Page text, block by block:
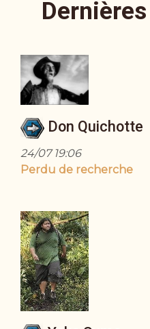
Don Quichotte
24/07 19:06
Perdu de recherche